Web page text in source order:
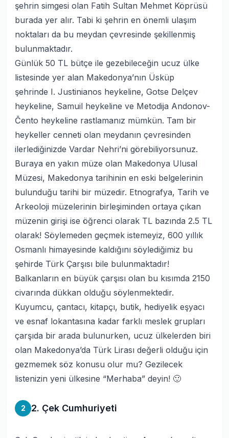
şehrin simgesi olan Fatih Sultan Mehmet Köprüsü
burada yer alır. Tabi ki şehrin en önemli ulaşım
noktaları da bu meydan çevresinde şekillenmiş
bulunmaktadır.
Günlük 50 TL bütçe ile gezebileceğin ucuz ülke
listesinde yer alan Makedonya’nın Üsküp
şehrinde I. Justinianos heykeline, Gotse Delçev
heykeline, Samuil heykeline ve Metodija Andonov-
Čento heykeline rastlamanız mümkün. Tam bir
heykeller cenneti olan meydanın çevresinden
ilerlediğinizde Vardar Nehri’ni görebiliyorsunuz.
Buraya en yakın müze olan Makedonya Ulusal
Müzesi, Makedonya tarihinin en eski belgelerinin
bulunduğu tarihi bir müzedir. Etnografya, Tarih ve
Arkeoloji müzelerinin birleşiminden ortaya çıkan
müzenin girişi ise öğrenci olarak TL bazında 2.5 TL
olarak! Söylemeden geçmek istemeyiz, 600 yıllık
Osmanlı himayesinde kaldığını söylediğimiz bu
şehirde Türk Çarşısı bile bulunmaktadır!
Balkanların en büyük çarşısı olan bu kısımda 2150
civarında dükkan olduğu söylenmektedir.
Kuyumcu, çantacı, kitapçı, butik, hediyelik eşyacı
ve esnaf lokantasına kadar farklı meslek grupları
çarşıda bir arada bulunurken, ucuz ülkelerden biri
olan Makedonya’da Türk Lirası değerli olduğu için
gezmemek söz konusu olur mu? Gezilecek
listenizin yeni ülkesine “Merhaba” deyin! 🙂
2 2. Çek Cumhuriyeti